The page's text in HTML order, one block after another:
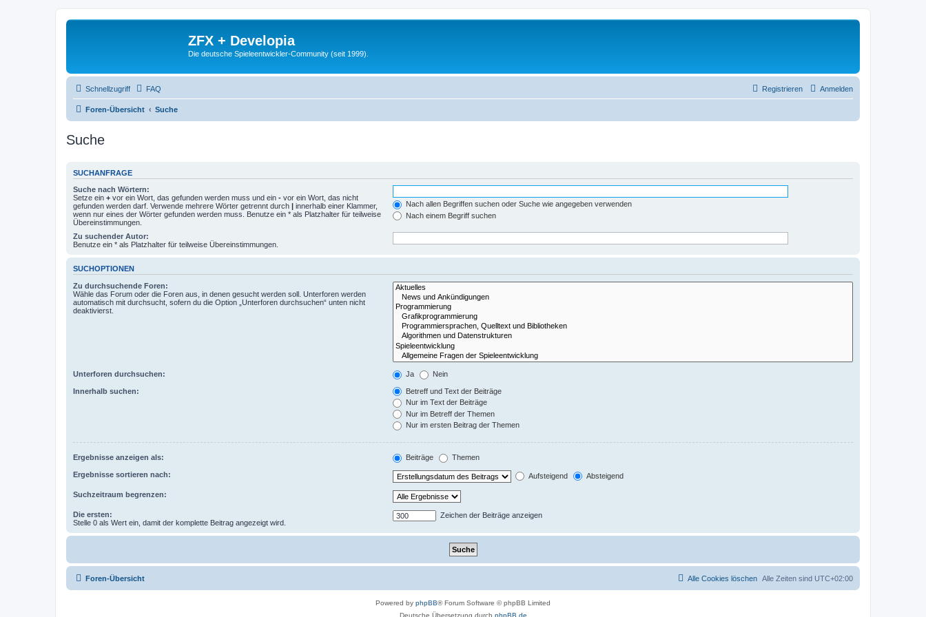
ZFX + Developia
Die deutsche Spieleentwickler-Community (seit 1999).
Schnellzugriff FAQ Anmelden
Registrieren
Foren-Übersicht Suche
Suche
SUCHANFRAGE
Suche nach Wörtern:
Setze ein + vor ein Wort, das gefunden werden muss und ein - vor ein Wort, das nicht
gefunden werden darf. Verwende mehrere Wörter getrennt durch | innerhalb einer Klammer,
wenn nur eines der Wörter gefunden werden muss. Benutze ein * als Platzhalter für teilweise
Übereinstimmungen.
Nach allen Begriffen suchen oder Suche wie angegeben verwenden
Nach einem Begriff suchen
Zu suchender Autor:
Benutze ein * als Platzhalter für teilweise Übereinstimmungen.
SUCHOPTIONEN
Zu durchsuchende Foren:
Wähle das Forum oder die Foren aus, in denen gesucht werden soll. Unterforen werden
automatisch mit durchsucht, sofern du die Option „Unterforen durchsuchen“ unten nicht
deaktivierst.
Unterforen durchsuchen: Ja Nein
Innerhalb suchen:
Betreff und Text der Beiträge
Nur im Text der Beiträge
Nur im Betreff der Themen
Nur im ersten Beitrag der Themen
Ergebnisse anzeigen als: Beiträge Themen
Ergebnisse sortieren nach: Aufsteigend Absteigend
Suchzeitraum begrenzen:
Die ersten:
Stelle 0 als Wert ein, damit der komplette Beitrag angezeigt wird.
Zeichen der Beiträge anzeigen
Foren-Übersicht Alle Zeiten sind UTC+02:00
Alle Cookies löschen
Powered by phpBB® Forum Software © phpBB Limited
Deutsche Übersetzung durch phpBB.de